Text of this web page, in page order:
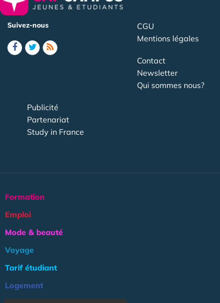
Suivez-nous
CGU
Mentions légales
Contact
Newsletter
Qui sommes nous?
Publicité
Partenariat
Study in France
Formation
Emploi
Mode & beauté
Voyage
Tarif étudiant
Logement